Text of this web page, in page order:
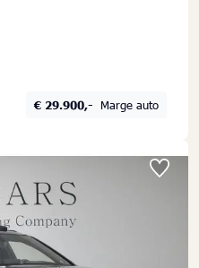
€ 29.900,- Marge auto